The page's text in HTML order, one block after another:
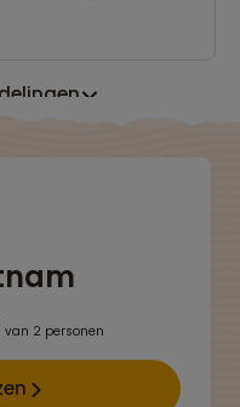
van 2 personen